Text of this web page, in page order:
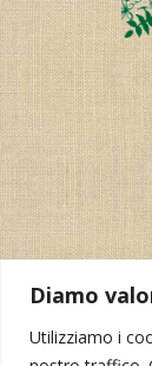
Diamo
Utilizziamo i